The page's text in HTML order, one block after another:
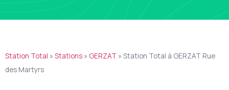
Station Total » Stations » GERZAT » Station Total à GERZAT Rue
des Martyrs